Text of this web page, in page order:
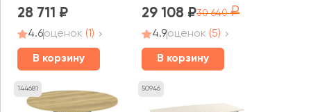
28 711
4.6оценок (1)
В корзину
29 108 30 640
4.9оценок (5)
В корзину
144681 50946